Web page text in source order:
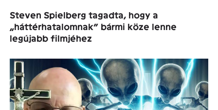
Steven Spielberg tagadta, hogy a
„háttérhatalomnak” bármi köze lenne
legújabb filmjéhez